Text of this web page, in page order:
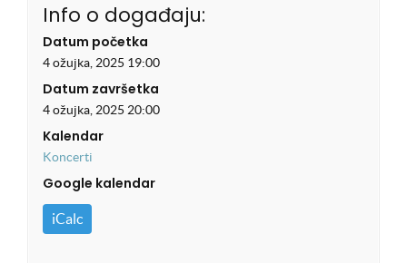
Info o događaju:
Datum početka
4 ožujka, 2025 19:00
Datum završetka
4 ožujka, 2025 20:00
Kalendar
Koncerti
Google kalendar
iCalc